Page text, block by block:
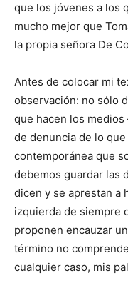
que los jóvenes a los
mucho mejor que
la propia señora De
Antes de colocar mi
observación: no sólo
que hacen los medios
de denuncia de lo
contemporánea que
debemos guardar las
dicen y se aprestan a
izquierda de siempre
proponen encauzar
término no
cualquier caso, mis